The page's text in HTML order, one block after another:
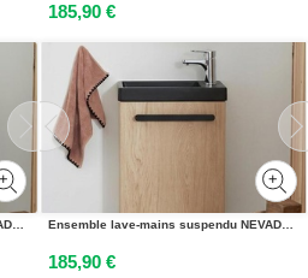
185,90 €
Ensemble lave-mains suspendu NEVADA avec robinet chromé Ensemble lave-mains suspendu NEVADA avec robinet chromé
185,90 €